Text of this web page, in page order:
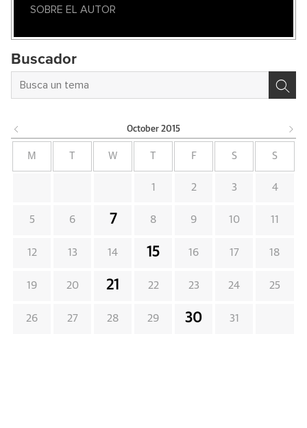
SOBRE EL AUTOR
Buscador
October 2015
M W F S S
1 2 3 4
5 6 7 8 9 10 11
12 13 14 15 16 17 18
19 20 21 22 23 24 25
26 27 28 29 30 31